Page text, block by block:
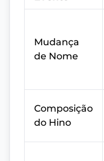
Mudança
de Nome
Composição
do Hino